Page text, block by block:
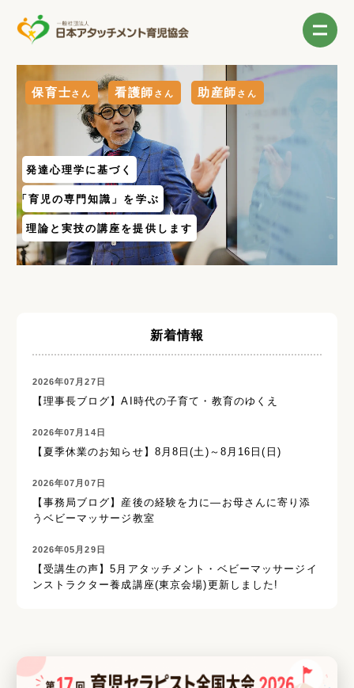
保育士さん 看護師 さん 助産師 さん
発達心理学に基づく
「育児の専門知識」を学ぶ
理論と実技の講座を提供します
新着情報
2026年07月27日
【理事長ブログ】AI時代の子育て・教育のゆくえ
2026年07月14日
【夏季休業のお知らせ】8月8日(土)～8月16日(日)
2026年07月07日
【事務局ブログ】産後の経験を力に―お母さんに寄り添
うベビーマッサージ教室
2026年05月29日
【受講生の声】5月アタッチメント・ベビーマッサージイ
ンストラクター養成講座(東京会場)更新しました!